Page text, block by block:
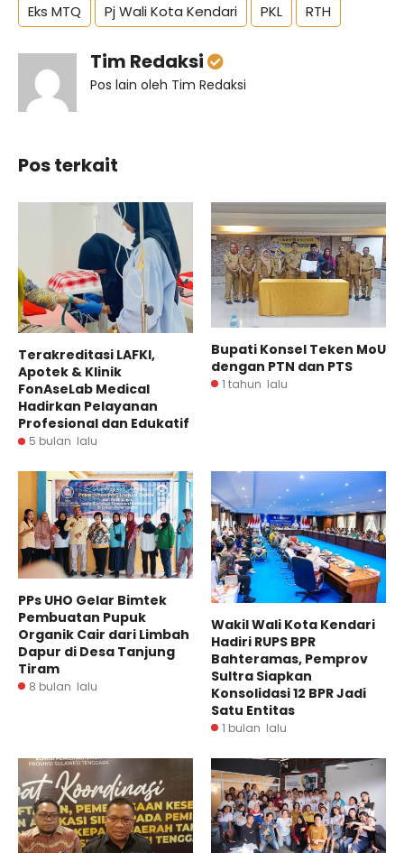
Eks MTQ Pj Wali Kota Kendari PKL RTH
Tim Redaksi
Pos lain oleh Tim Redaksi
Pos terkait
Terakreditasi LAFKI,
Apotek & Klinik
FonAseLab Medical
Hadirkan Pelayanan
Profesional dan Edukatif
5 bulan lalu
Bupati Konsel Teken MoU
dengan PTN dan PTS
1 tahun lalu
PPs UHO Gelar Bimtek
Pembuatan Pupuk
Organik Cair dari Limbah
Dapur di Desa Tanjung
Tiram
8 bulan lalu
Wakil Wali Kota Kendari
Hadiri RUPS BPR
Bahteramas, Pemprov
Sultra Siapkan
Konsolidasi 12 BPR Jadi
Satu Entitas
1 bulan lalu